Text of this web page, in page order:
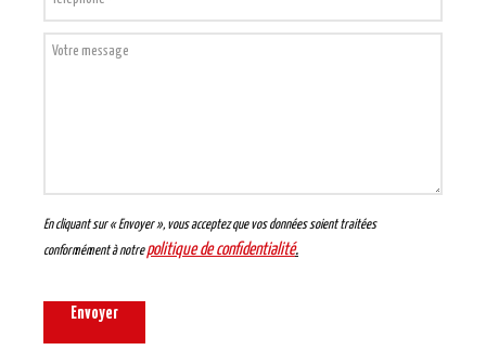
En cliquant sur « Envoyer », vous acceptez que vos données soient traitées
conformément à notrepolitique de confidentialité.
Envoyer